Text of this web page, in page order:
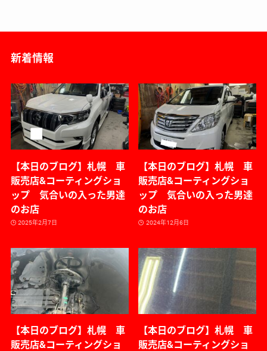
新着情報
【本日のブログ】札幌 車
販売店&コーティングショ
ップ 気合いの入った男達
のお店
2025年2月7日
【本日のブログ】札幌 車
販売店&コーティングショ
ップ 気合いの入った男達
のお店
2024年12月6日
【本日のブログ】札幌 車
販売店&コーティングショ
【本日のブログ】札幌 車
販売店&コーティングショ